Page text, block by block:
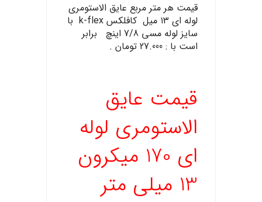
قیمت هر متر مربع عایق الاستومری
لوله ای ۱۳ میل کافلکس k-flex با
سایز لوله مسی 7/8 اینچ برابر
است با : 27.000 تومان .
قیمت عایق
الاستومری لوله
ای 170 میکرون
13 میلی متر